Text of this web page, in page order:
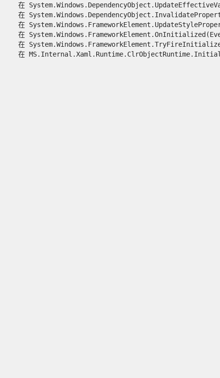
在
在
在
在
在
在